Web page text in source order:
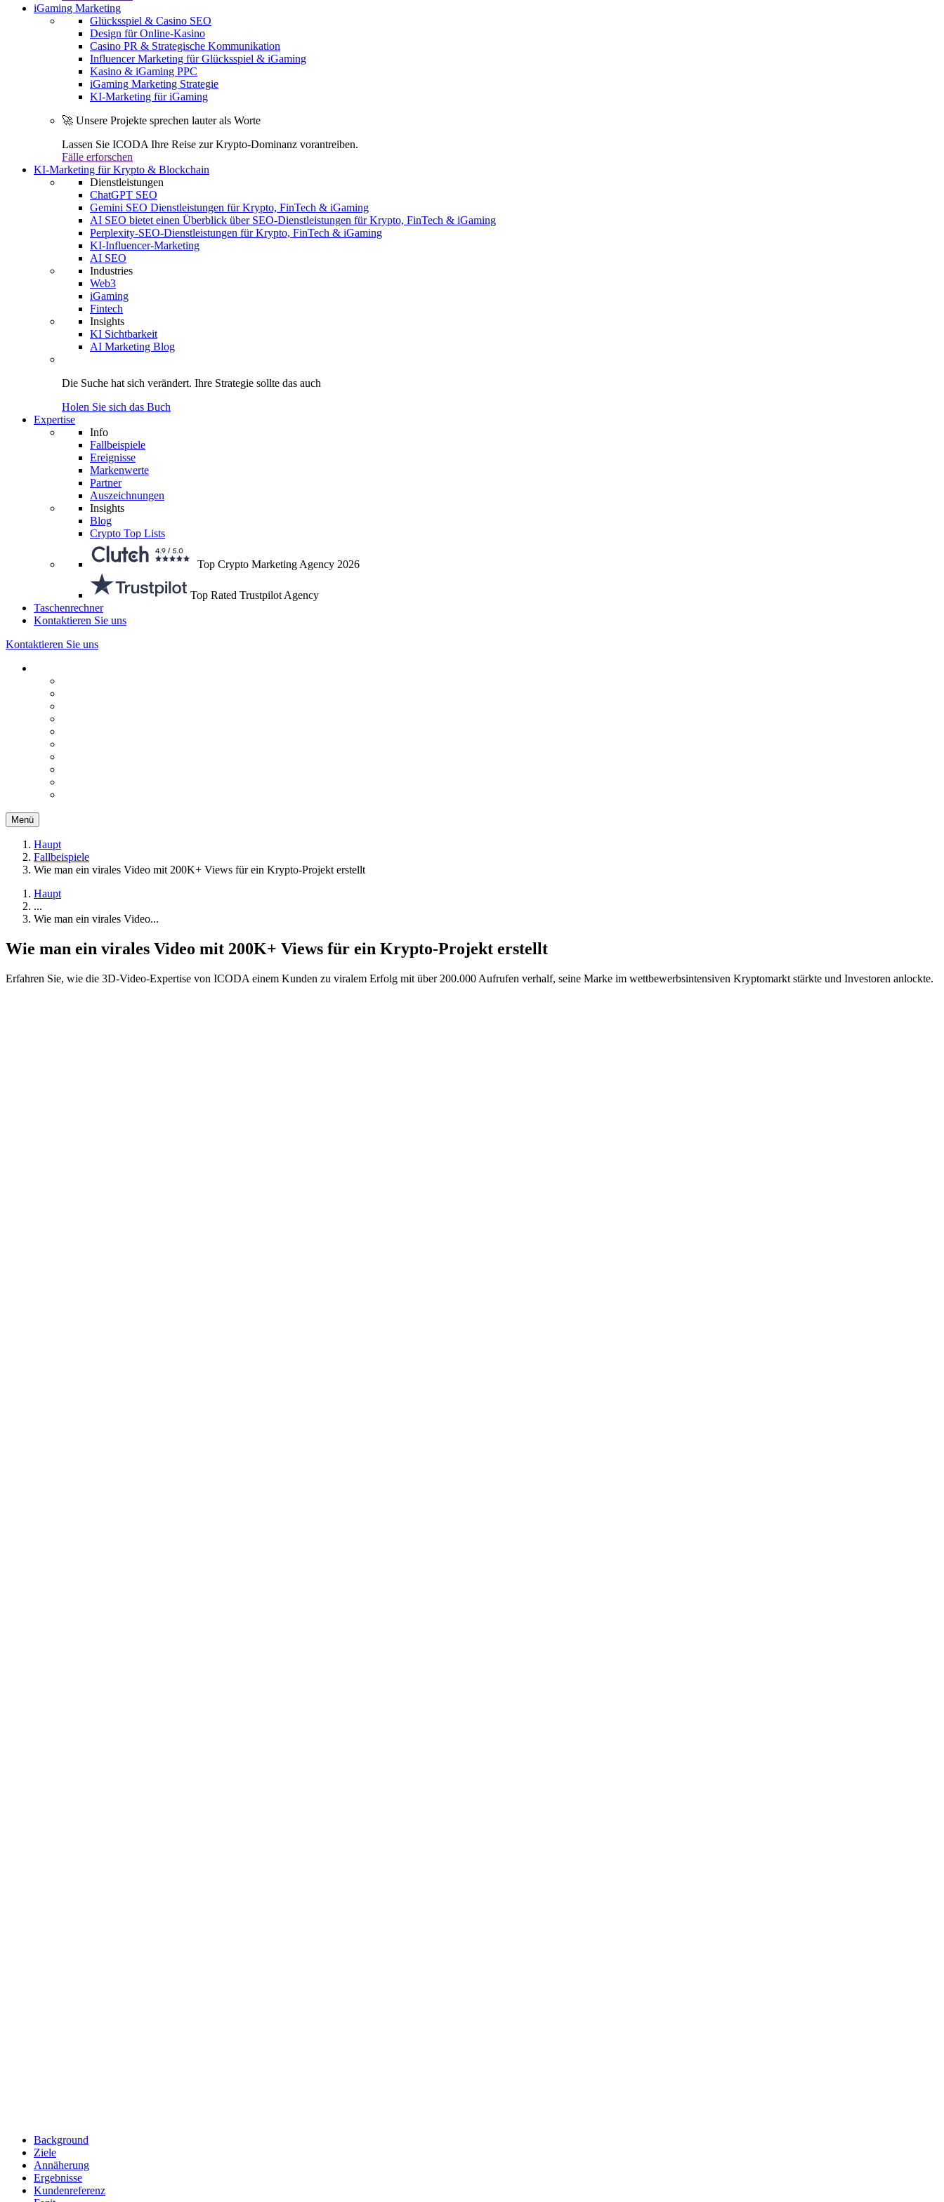
iGaming Marketing
Glücksspiel & Casino SEO
Design für Online-Kasino
Casino PR & Strategische Kommunikation
Influencer Marketing für Glücksspiel & iGaming
Kasino & iGaming PPC
iGaming Marketing Strategie
KI-Marketing für iGaming
🚀 Unsere Projekte sprechen lauter als Worte
Lassen Sie ICODA Ihre Reise zur Krypto-Dominanz vorantreiben.
Fälle erforschen
KI-Marketing für Krypto & Blockchain
Dienstleistungen
ChatGPT SEO
Gemini SEO Dienstleistungen für Krypto, FinTech & iGaming
AI SEO bietet einen Überblick über SEO-Dienstleistungen für Krypto, FinTech & iGaming
Perplexity-SEO-Dienstleistungen für Krypto, FinTech & iGaming
KI-Influencer-Marketing
AI SEO
Industries
Web3
iGaming
Fintech
Insights
KI Sichtbarkeit
AI Marketing Blog
Die Suche hat sich verändert. Ihre Strategie sollte das auch
Holen Sie sich das Buch
Expertise
Info
Fallbeispiele
Ereignisse
Markenwerte
Partner
Auszeichnungen
Insights
Blog
Crypto Top Lists
Top Crypto Marketing Agency 2026
Top Rated Trustpilot Agency
Taschenrechner
Kontaktieren Sie uns
Kontaktieren Sie uns
Menü
Haupt
Fallbeispiele
Wie man ein virales Video mit 200K+ Views für ein Krypto-Projekt erstellt
Haupt
...
Wie man ein virales Video...
Wie man ein virales Video mit 200K+ Views für ein Krypto-Projekt erstellt
Erfahren Sie, wie die 3D-Video-Expertise von ICODA einem Kunden zu viralem Erfolg mit über 200.000 Aufrufen verhalf, seine Marke im wettbewerbsintensiven Kryptomarkt stärkte und Investoren anlockte.
Background
Ziele
Annäherung
Ergebnisse
Kundenreferenz